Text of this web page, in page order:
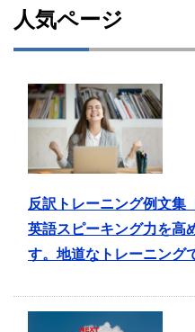
人気ページ
反訳トレーニング例文集
英語スピーキング力を高
す。地道なトレーニング